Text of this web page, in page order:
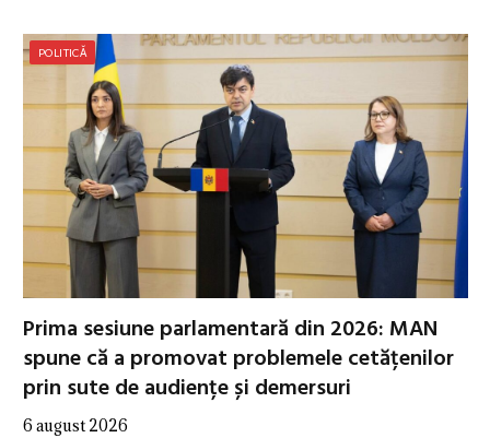
POLITICĂ
Prima sesiune parlamentară din 2026: MAN
spune că a promovat problemele cetățenilor
prin sute de audiențe și demersuri
6 august 2026